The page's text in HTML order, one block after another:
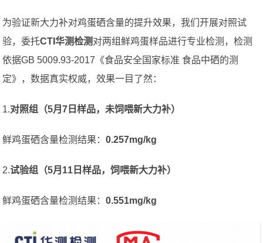
为验证新大力补对鸡蛋硒含量的提升效果，我们开展对照试
验，委托CTI华测检测对两组鲜鸡蛋样品进行专业检测，检测
依据GB 5009.93-2017《食品安全国家标准 食品中硒的测
定》，数据真实权威，效果一目了然：
1.对照组（5月7日样品，未饲喂新大力补）
鲜鸡蛋硒含量检测结果：0.257mg/kg
2.试验组（5月11日样品，饲喂新大力补）
鲜鸡蛋硒含量检测结果：0.551mg/kg